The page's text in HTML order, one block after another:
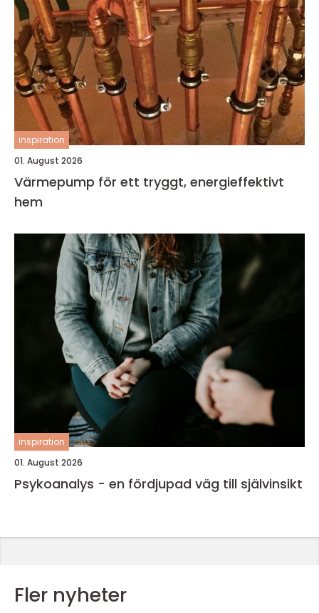
inspiration
01. August 2026
Värmepump för ett tryggt, energieffektivt
hem
inspiration
01. August 2026
Psykoanalys - en fördjupad väg till självinsikt
Fler nyheter